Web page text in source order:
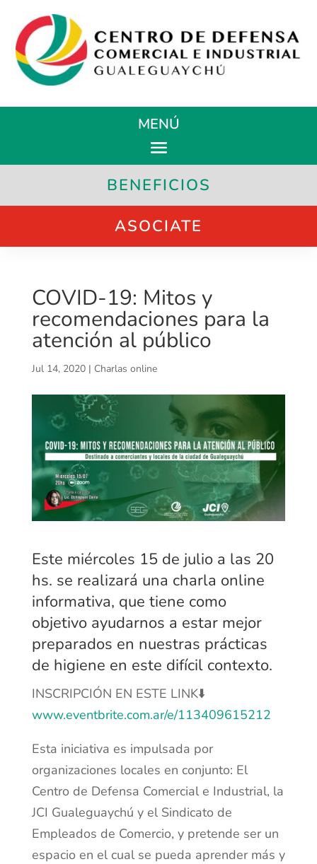
MENÚ
BENEFICIOS
ASOCIATE
COVID-19: Mitos y
recomendaciones para la
atención al público
Jul 14, 2020| Charlas online
Este miércoles 15 de julio a las 20
hs. se realizará una charla online
informativa, que tiene como
objetivo ayudarnos a estar mejor
preparados en nuestras prácticas
de higiene en este difícil contexto.
INSCRIPCIÓN EN ESTE LINK⬇️
www.eventbrite.com.ar/e/113409615212
Esta iniciativa es impulsada por
organizaciones locales en conjunto: El
Centro de Defensa Comercial e Industrial, la
JCI Gualeguaychú y el Sindicato de
Empleados de Comercio, y pretende ser un
espacio en el cual se pueda aprender más y